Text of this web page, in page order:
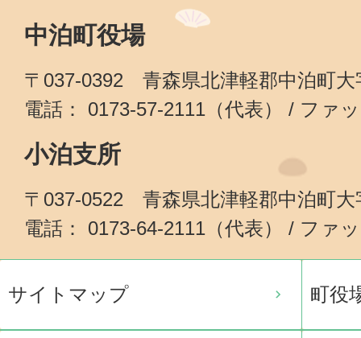
中泊町役場
〒037-0392 青森県北津軽郡中泊町大
電話： 0173-57-2111（代表） / ファ
小泊支所
〒037-0522 青森県北津軽郡中泊町大
電話： 0173-64-2111（代表） / ファ
サイトマップ 町役